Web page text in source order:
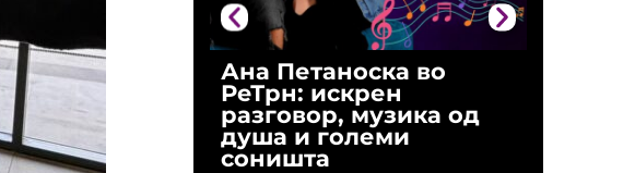
Ана Петаноска во
РеТрн: искрен
разговор, музика од
душа и големи
соништа